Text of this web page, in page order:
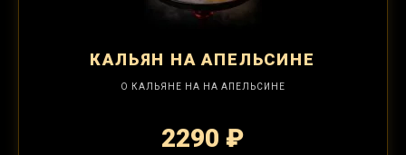
КАЛЬЯН НА АПЕЛЬСИНЕ
О КАЛЬЯНЕ НА НА АПЕЛЬСИНЕ
2290 ₽